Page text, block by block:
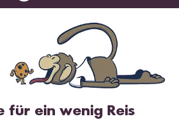
Newsletter anmelden
15 % Willkommensrabatt*
gilt: Je voller dein Warenkorb, desto
höher dein Rabatt.
für ein wenig Reis